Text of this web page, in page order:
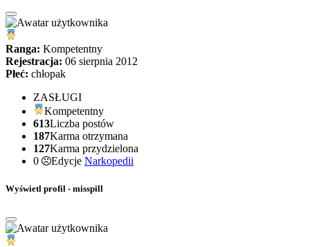
Ranga: Kompetentny
Rejestracja: 06 sierpnia 2012
Płeć: chłopak
ZASŁUGI
Kompetentny
613Liczba postów
187Karma otrzymana
127Karma przydzielona
0
Edycje Narkopedii
Wyświetl profil - misspill